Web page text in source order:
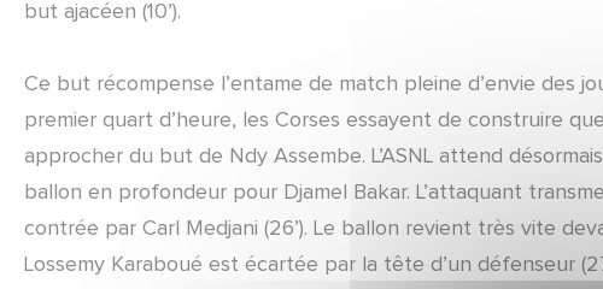
but ajacéen (10’).
Ce but récompense l’entame de match pleine d’envie des
premier quart d’heure, les Corses essayent de construire
approcher du but de Ndy Assembe. L’ASNL attend
ballon en profondeur pour Djamel Bakar. L’attaquant
contrée par Carl Medjani (26’). Le ballon revient très vite
Lossemy Karaboué est écartée par la tête d’un défenseur